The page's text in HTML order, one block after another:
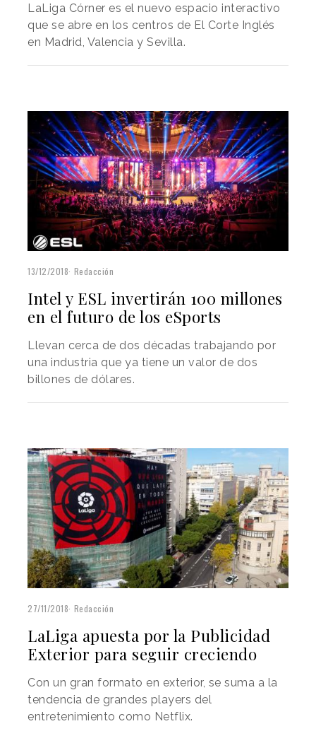
LaLiga Córner es el nuevo espacio interactivo
que se abre en los centros de El Corte Inglés
en Madrid, Valencia y Sevilla.
13/12/2018 Redacción
Intel y ESL invertirán 100 millones
en el futuro de los eSports
Llevan cerca de dos décadas trabajando por
una industria que ya tiene un valor de dos
billones de dólares.
27/11/2018 Redacción
LaLiga apuesta por la Publicidad
Exterior para seguir creciendo
Con un gran formato en exterior, se suma a la
tendencia de grandes players del
entretenimiento como Netflix.